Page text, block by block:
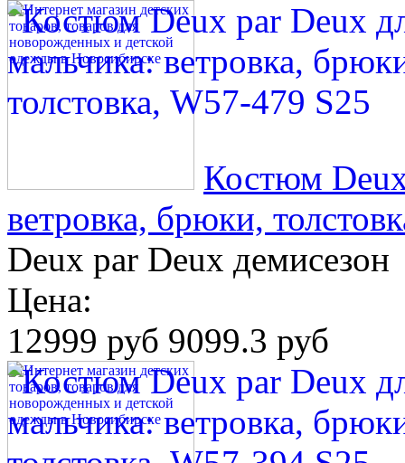
Костюм
ветровка, брюки,
Deux par Deux демисезон
Цена:
12999 руб 9099.3 руб